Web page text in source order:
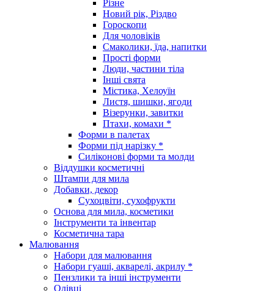
Різне
Новий рік, Різдво
Гороскопи
Для чоловіків
Смаколики, їда, напитки
Прості форми
Люди, частини тіла
Інші свята
Містика, Хелоуїн
Листя, шишки, ягоди
Візерунки, завитки
Птахи, комахи *
Форми в палетах
Форми під нарізку *
Силіконові форми та молди
Віддушки косметичні
Штампи для мила
Добавки, декор
Сухоцвіти, сухофрукти
Основа для мила, косметики
Інструменти та інвентар
Косметична тара
Малювання
Набори для малювання
Набори гуаші, акварелі, акрилу *
Пензлики та інші інструменти
Олівці